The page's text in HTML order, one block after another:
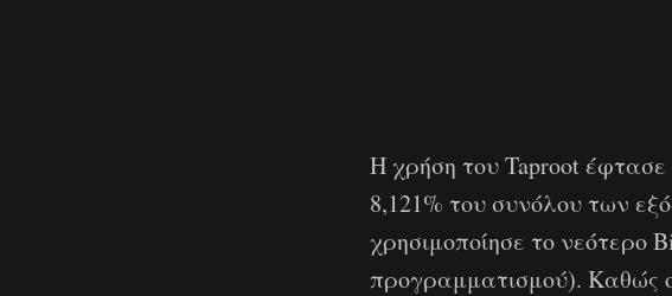
Η χρήση του Taproot
8,121% του συνόλου των
χρησιμοποίησε το νεότερο
προγραμματισμού). Καθώς